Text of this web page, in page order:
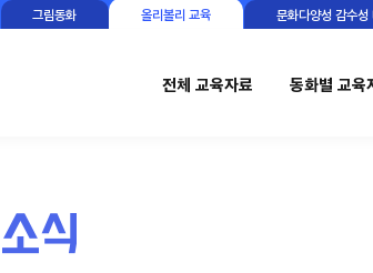
그림동화 올리볼리 교육 문화다양성 감수성
전체 교육자료 동화별 교육